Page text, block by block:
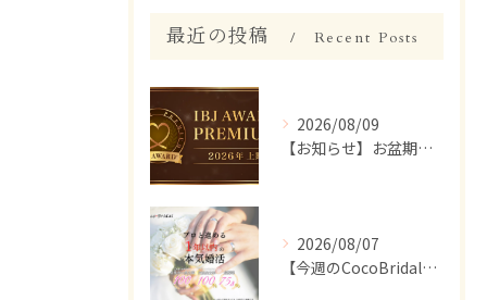
最近の投稿 Recent Posts
2026/08/09
【お知らせ】お盆期間のサポート体制について
2026/08/07
【今週のCocoBridal】8/1〜8/7 会員様 活動報告✨